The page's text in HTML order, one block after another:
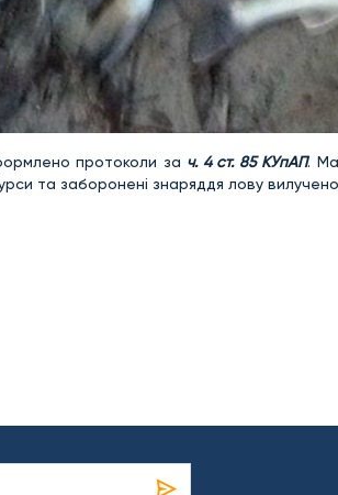
протоколи за ч. 4 ст. 85 КУпАП.
та заборонені знаряддя лову